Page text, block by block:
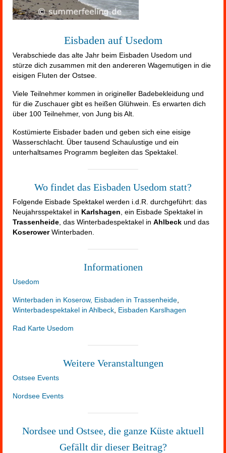
Eisbaden auf Usedom
Verabschiede das alte Jahr beim Eisbaden Usedom und
stürze dich zusammen mit den andereren Wagemutigen in die
eisigen Fluten der Ostsee.
Viele Teilnehmer kommen in origineller Badebekleidung und
für die Zuschauer gibt es heißen Glühwein. Es erwarten dich
über 100 Teilnehmer, von Jung bis Alt.
Kostümierte Eisbader baden und geben sich eine eisige
Wasserschlacht. Über tausend Schaulustige und ein
unterhaltsames Programm begleiten das Spektakel.
Wo findet das Eisbaden Usedom statt?
Folgende Eisbade Spektakel werden i.d.R. durchgeführt: das
Neujahrsspektakel in Karlshagen , ein Eisbade Spektakel in
Trassenheide , das Winterbadespektakel in Ahlbeck und das
KoserowerWinterbaden.
Informationen
Usedom
Winterbaden in Koserow, Eisbaden in Trassenheide
Winterbadespektakel in Ahlbeck Eisbaden Karslhagen
Rad Karte Usedom
Weitere Veranstaltungen
Ostsee Events
Nordsee Events
Nordsee und Ostsee, die ganze Küste aktuell
Gefällt dir dieser Beitrag?